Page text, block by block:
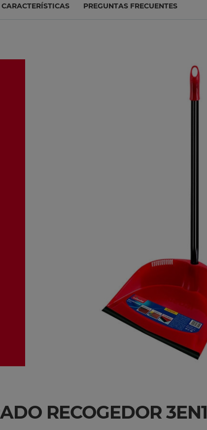
CARACTERÍSTICAS PREGUNTAS FRECUENTES
RECOGEDOR 3EN1